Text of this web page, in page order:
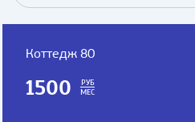
Коттедж 80
1500
РУБ
МЕС